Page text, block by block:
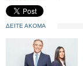
ΔΕΙΤΕ ΑΚΟΜΑ